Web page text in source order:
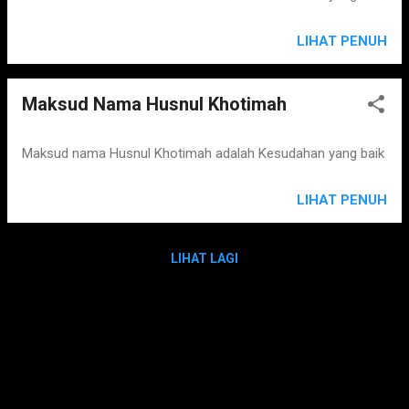
LIHAT PENUH
Maksud Nama Husnul Khotimah
Maksud nama Husnul Khotimah adalah Kesudahan yang baik
LIHAT PENUH
LIHAT LAGI